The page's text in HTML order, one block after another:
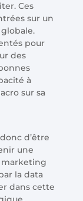
Ces
sur un
pour
des
à
sur sa
d’être
une
marketing
la data
dans cette